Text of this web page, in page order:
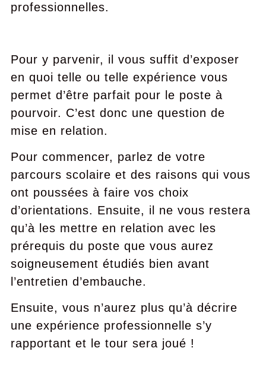
professionnelles.
Pour y parvenir, il vous suffit d’exposer
en quoi telle ou telle expérience vous
permet d’être parfait pour le poste à
pourvoir. C’est donc une question de
mise en relation.
Pour commencer, parlez de votre
parcours scolaire et des raisons qui vous
ont poussées à faire vos choix
d’orientations. Ensuite, il ne vous restera
qu’à les mettre en relation avec les
prérequis du poste que vous aurez
soigneusement étudiés bien avant
l’entretien d’embauche.
Ensuite, vous n’aurez plus qu’à décrire
une expérience professionnelle s’y
rapportant et le tour sera joué !